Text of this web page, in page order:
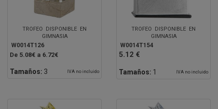
TROFEO DISPONIBLE EN
GIMNASIA
W0014T126
De 5.08€ a 6.72€
Tamaños: 3 IVA no incluido
TROFEO DISPONIBLE EN
GIMNASIA
W0014T154
5.12 €
Tamaños: 1 IVA no incluido